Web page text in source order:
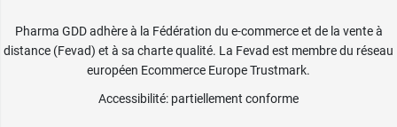
Pharma GDD adhère à la Fédération du e-commerce et de la vente à
distance (Fevad) et à sa charte qualité. La Fevad est membre du réseau
européen Ecommerce Europe Trustmark.
Accessibilité: partiellement conforme